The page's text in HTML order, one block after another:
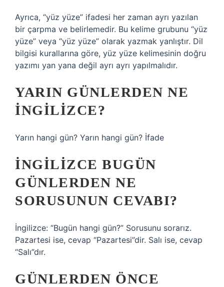
Ayrıca, “yüz yüze” ifadesi her zaman ayrı yazılan
bir çarpma ve belirlemedir. Bu kelime grubunu “yüz
yüze” veya “yüz yüze” olarak yazmak yanlıştır. Dil
bilgisi kurallarına göre, yüz yüze kelimesinin doğru
yazımı yan yana değil ayrı ayrı yapılmalıdır.
YARIN GÜNLERDEN NE
INGILIZCE?
Yarın hangi gün? Yarın hangi gün? İfade
İNGILIZCE BUGÜN
GÜNLERDEN NE
SORUSUNUN CEVABI?
İngilizce: “Bugün hangi gün?” Sorusunu sorarız.
Pazartesi ise, cevap “Pazartesi”dir. Salı ise, cevap
“Salı”dır.
GÜNLERDEN ÖNCE